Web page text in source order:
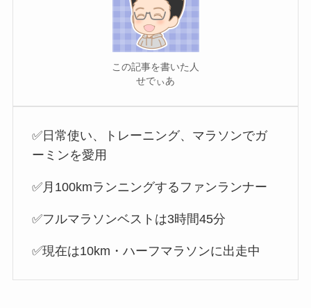
この記事を書いた人
せでぃあ
✅日常使い、トレーニング、マラソンでガ
ーミンを愛用
✅月100kmランニングするファンランナー
✅フルマラソンベストは3時間45分
✅現在は10km・ハーフマラソンに出走中